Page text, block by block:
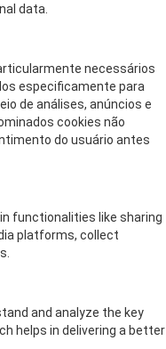
data.
necessários
​​especificamente para
de análises, anúncios e
cookies não
do usuário antes
functionalities like sharing
platforms, collect
and analyze the key
helps in delivering a better